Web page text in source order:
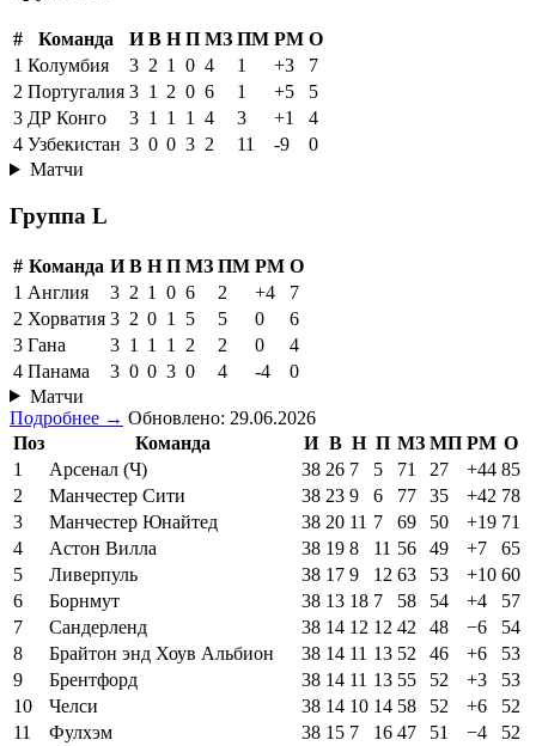
# Команда И В Н П МЗ ПМ РМ О
1 Колумбия 3 2 1 0 4 1 +3
7
2 Португалия 3 1 2 0 6 1 +5
5
3 ДР Конго 3 1 1 1 4 3 +1
4
4 Узбекистан 3 0 0 3 2 11 -9
0
Матчи
Группа L
# Команда И В Н П МЗ ПМ РМ О
1 Англия 3 2 1 0 6 2 +4
7
2 Хорватия 3 2 0 1 5 5 0
6
3 Гана 3 1 1 1 2 2 0
4
4 Панама 3 0 0 3 0 4 -4
0
Матчи
Подробнее → Обновлено: 29.06.2026
Поз
Команда И В Н П МЗ МП РМ О
1
Арсенал (Ч) 38 26 7 5 71 27 +44 85
2
Манчестер Сити 38 23 9 6 77 35 +42 78
3
Манчестер Юнайтед 38 20 11 7 69 50 +19 71
4
Астон Вилла 38 19 8 11 56 49 +7
65
5
Ливерпуль 38 17 9 12 63 53 +10 60
6
Борнмут 38 13 18 7 58 54 +4
57
7
Сандерленд 38 14 12 12 42 48 −6
54
8
Брайтон энд Хоув Альбион 38 14 11 13 52 46 +6
53
9
Брентфорд 38 14 11 13 55 52 +3
53
10
Челси 38 14 10 14 58 52 +6
52
11
Фулхэм 38 15 7 16 47 51 −4
52